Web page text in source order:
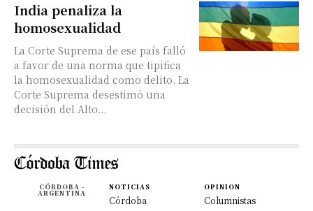
India penaliza la
homosexualidad
La Corte Suprema de ese país falló
a favor de una norma que tipifica
la homosexualidad como delito. La
Corte Suprema desestimó una
decisión del Alto...
CÓRDOBA -
ARGENTINA
NOTICIAS
Córdoba
OPINION
Columnistas